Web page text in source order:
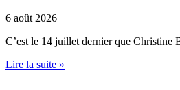
6 août 2026
C’est le 14 juillet dernier que Christine
Lire la suite »